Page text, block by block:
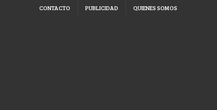
CONTACTO PUBLICIDAD QUIENES SOMOS